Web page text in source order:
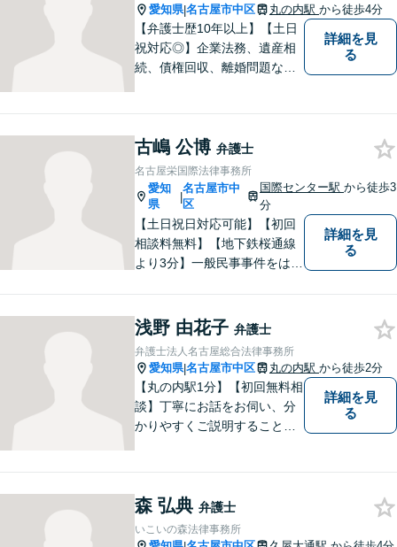
ください。
愛知県|名古屋市中区 丸の内駅 から徒歩4分
【弁護士歴10年以上】【土日
祝対応◎】企業法務、遺産相
続、債権回収、離婚問題な
します。お悩みの方はお気軽
にご相談ください！
詳細を見
る
古嶋 公博 弁護士
名古屋栄国際法律事務所
愛知
県
|
名古屋市中
区
国際センター駅から徒歩3
分
【土日祝日対応可能】【初回
相談料無料】【地下鉄桜通線
より3分】一般民事事件をはじ
当事務所では夜間のご面談や
お子様連れの方も歓迎してお
ります。是非、お気軽にお越
しください。
詳細を見
る
浅野 由花子 弁護士
弁護士法人名古屋総合法律事務所
愛知県|名古屋市中区 丸の内駅 から徒歩2分
【丸の内駅1分】【初回無料相
談】丁寧にお話をお伺い、分
かりやすくご説明することを
ます。「安心して相談できる
弁護士」を目指しています。
【平日夜間や土曜日も対応】
詳細を見
る
森 弘典 弁護士
いこいの森法律事務所